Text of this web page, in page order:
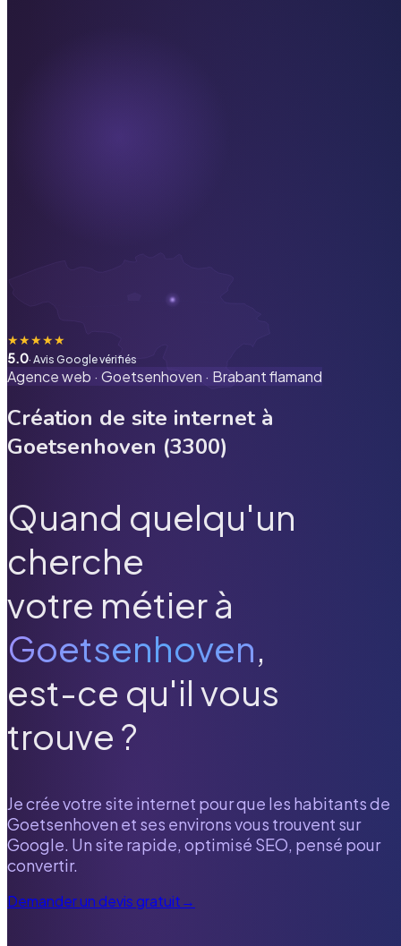
★★★★★
5.0· Avis Google vérifiés
Agence web · Goetsenhoven · Brabant flamand
Création de site internet à
Goetsenhoven (3300)
Quand quelqu'un
cherche
votre métier à
Goetsenhoven,
est-ce qu'il vous
trouve ?
Je crée votre site internet pour que les habitants de
Goetsenhoven et ses environs vous trouvent sur
Google. Un site rapide, optimisé SEO, pensé pour
convertir.
Demander un devis gratuit→